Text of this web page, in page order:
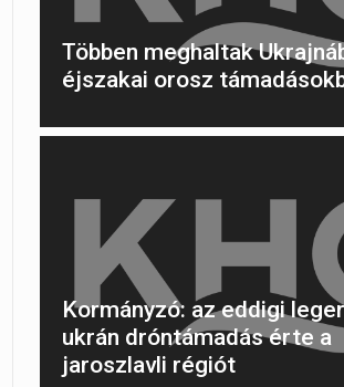
Többen meghaltak
éjszakai orosz
Kormányzó: az eddigi
ukrán dróntámadás érte a
jaroszlavli régiót